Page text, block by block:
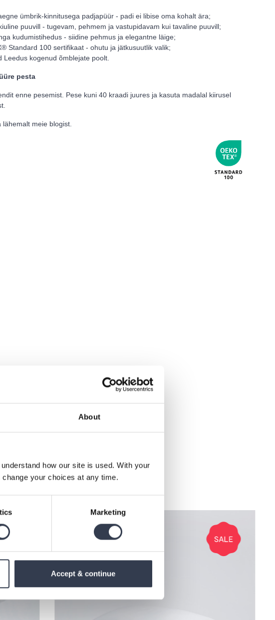
About
how our site is used. With your
your choices at any time.
Marketing
Accept & continue
ümbrik-kinnitusega padjapüür - padi ei libise oma kohalt ära;
puuvill - tugevam, pehmem ja vastupidavam kui tavaline puuvill;
kudumistihedus - siidine pehmus ja elegantne läige;
Standard 100 sertifikaat - ohutu ja jätkusuutlik valik;
Leedus kogenud õmblejate poolt.
pesta
enne pesemist. Pese kuni 40 kraadi juures ja kasuta madalal kiirusel
lähemalt meie blogist.